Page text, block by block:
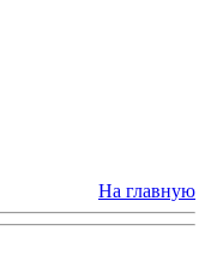
На главную